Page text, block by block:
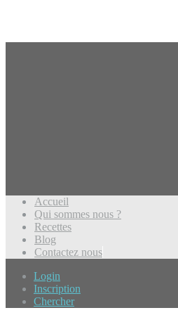
Accueil
Qui sommes nous ?
Recettes
Blog
Contactez nous
Login
Inscription
Chercher